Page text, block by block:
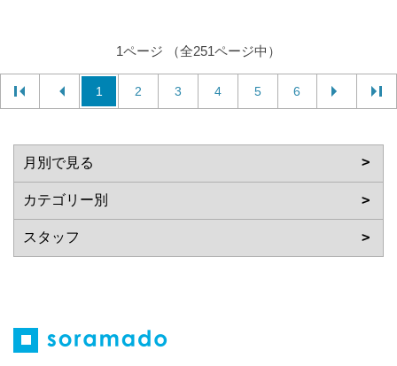
1ページ （全251ページ中）
1 2 3 4 5 6